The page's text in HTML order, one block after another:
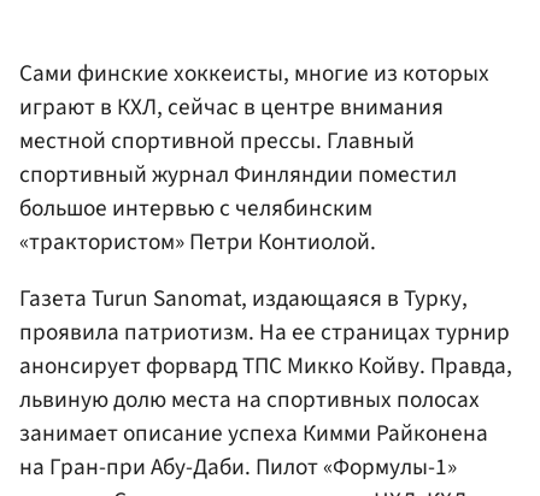
Сами финские хоккеисты, многие из которых
играют в КХЛ, сейчас в центре внимания
местной спортивной прессы. Главный
спортивный журнал Финляндии поместил
большое интервью с челябинским
«трактористом» Петри Контиолой.
Газета Turun Sanomat, издающаяся в Турку,
проявила патриотизм. На ее страницах турнир
анонсирует форвард ТПС Микко Койву. Правда,
львиную долю места на спортивных полосах
занимает описание успеха Кимми Райконена
на Гран-при Абу-Даби. Пилот «Формулы-1»